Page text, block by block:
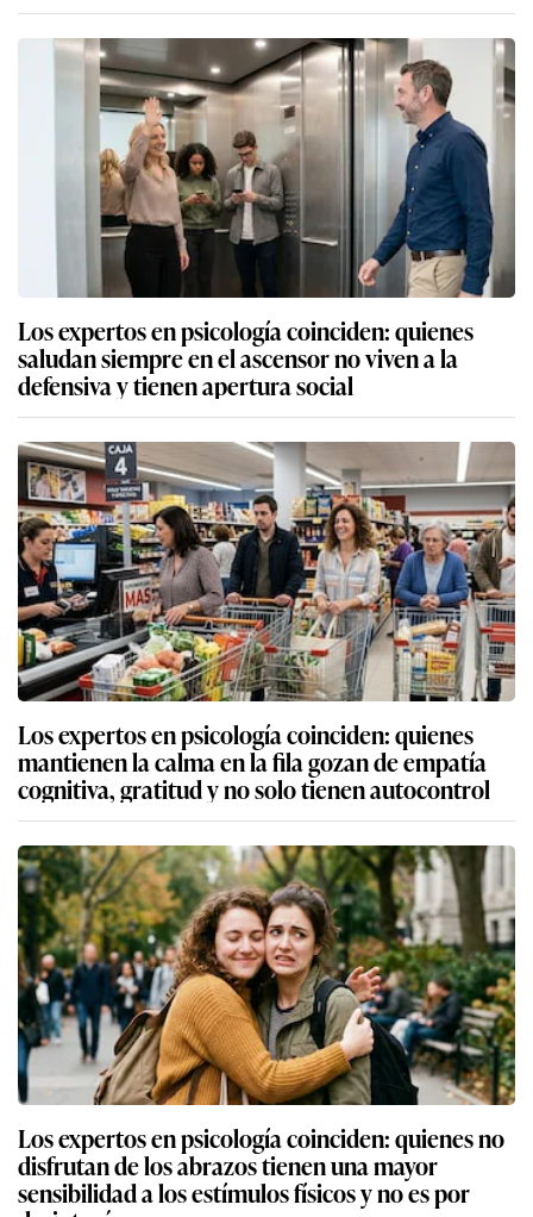
Los expertos en psicología coinciden: quienes
saludan siempre en el ascensor no viven a la
defensiva y tienen apertura social
Los expertos en psicología coinciden: quienes
mantienen la calma en la fila gozan de empatía
cognitiva, gratitud y no solo tienen autocontrol
Los expertos en psicología coinciden: quienes no
disfrutan de los abrazos tienen una mayor
sensibilidad a los estímulos físicos y no es por